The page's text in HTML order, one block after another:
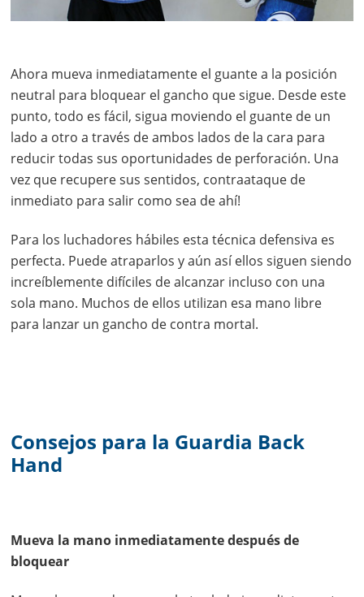
Ahora mueva inmediatamente el guante a la posición
neutral para bloquear el gancho que sigue. Desde este
punto, todo es fácil, sigua moviendo el guante de un
lado a otro a través de ambos lados de la cara para
reducir todas sus oportunidades de perforación. Una
vez que recupere sus sentidos, contraataque de
inmediato para salir como sea de ahí!
Para los luchadores hábiles esta técnica defensiva es
perfecta. Puede atraparlos y aún así ellos siguen siendo
increíblemente difíciles de alcanzar incluso con una
sola mano. Muchos de ellos utilizan esa mano libre
para lanzar un gancho de contra mortal.
Consejos para la Guardia Back
Hand
Mueva la mano inmediatamente después de
bloquear